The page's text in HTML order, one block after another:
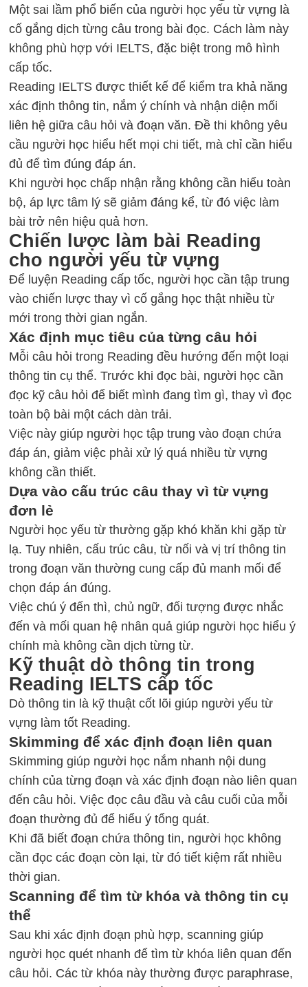
Một sai lầm phổ biến của người học yếu từ vựng là
cố gắng dịch từng câu trong bài đọc. Cách làm này
không phù hợp với IELTS, đặc biệt trong mô hình
cấp tốc.
Reading IELTS được thiết kế để kiểm tra khả năng
xác định thông tin, nắm ý chính và nhận diện mối
liên hệ giữa câu hỏi và đoạn văn. Đề thi không yêu
cầu người học hiểu hết mọi chi tiết, mà chỉ cần hiểu
đủ để tìm đúng đáp án.
Khi người học chấp nhận rằng không cần hiểu toàn
bộ, áp lực tâm lý sẽ giảm đáng kể, từ đó việc làm
bài trở nên hiệu quả hơn.
Chiến lược làm bài Reading
cho người yếu từ vựng
Để luyện Reading cấp tốc, người học cần tập trung
vào chiến lược thay vì cố gắng học thật nhiều từ
mới trong thời gian ngắn.
Xác định mục tiêu của từng câu hỏi
Mỗi câu hỏi trong Reading đều hướng đến một loại
thông tin cụ thể. Trước khi đọc bài, người học cần
đọc kỹ câu hỏi để biết mình đang tìm gì, thay vì đọc
toàn bộ bài một cách dàn trải.
Việc này giúp người học tập trung vào đoạn chứa
đáp án, giảm việc phải xử lý quá nhiều từ vựng
không cần thiết.
Dựa vào cấu trúc câu thay vì từ vựng
đơn lẻ
Người học yếu từ thường gặp khó khăn khi gặp từ
lạ. Tuy nhiên, cấu trúc câu, từ nối và vị trí thông tin
trong đoạn văn thường cung cấp đủ manh mối để
chọn đáp án đúng.
Việc chú ý đến thì, chủ ngữ, đối tượng được nhắc
đến và mối quan hệ nhân quả giúp người học hiểu ý
chính mà không cần dịch từng từ.
Kỹ thuật dò thông tin trong
Reading IELTS cấp tốc
Dò thông tin là kỹ thuật cốt lõi giúp người yếu từ
vựng làm tốt Reading.
Skimming để xác định đoạn liên quan
Skimming giúp người học nắm nhanh nội dung
chính của từng đoạn và xác định đoạn nào liên quan
đến câu hỏi. Việc đọc câu đầu và câu cuối của mỗi
đoạn thường đủ để hiểu ý tổng quát.
Khi đã biết đoạn chứa thông tin, người học không
cần đọc các đoạn còn lại, từ đó tiết kiệm rất nhiều
thời gian.
Scanning để tìm từ khóa và thông tin cụ
thể
Sau khi xác định đoạn phù hợp, scanning giúp
người học quét nhanh để tìm từ khóa liên quan đến
câu hỏi. Các từ khóa này thường được paraphrase,